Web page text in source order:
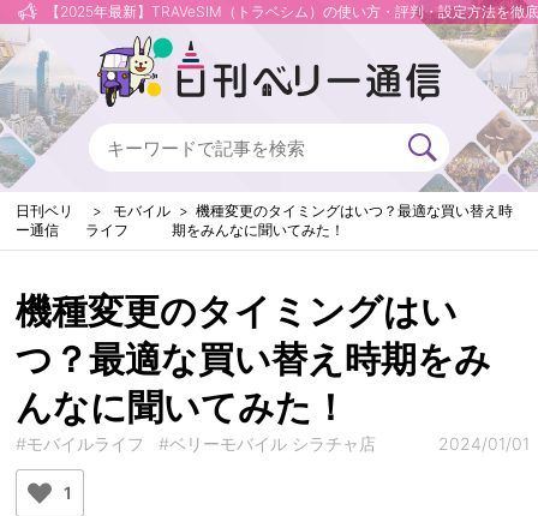
【2025年最新】TRAVeSIM（トラベシム）の使い方・評判・設定方法を徹
日刊ベリ
ー通信
モバイル
ライフ
機種変更のタイミングはいつ？最適な買い替え時
期をみんなに聞いてみた！
機種変更のタイミングはい
つ？最適な買い替え時期をみ
んなに聞いてみた！
#モバイルライフ #ベリーモバイル シラチャ店 2024/01/01
1